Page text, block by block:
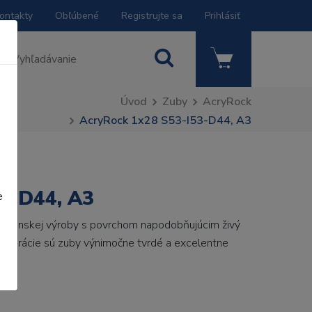
Obľúbené Registrujte sa Prihlásiť
Úvod Zuby
AcryRock
AcryRock 1x28 S53-I53-D44, A3
D44, A3
výroby s povrchom napodobňujúcim živý
sú zuby výnimočne tvrdé a excelentne